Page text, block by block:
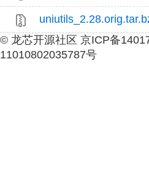
© 龙芯开源社区 京ICP备
11010802035787号